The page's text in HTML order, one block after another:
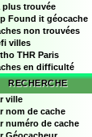
plus trouvée
Found it géocache
non trouvées
villes
THR Paris
en difficulté
RECHERCHE
ville
nom de cache
numéro de cache